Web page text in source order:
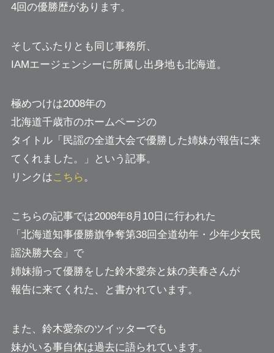
4回の優勝歴があります。
そしてふたりとも同じ事務所、
IAMエージェンシーに所属し出身地も北海道。
極めつけは2008年の
北海道千歳市のホームページの
タイトル「民謡の全道大会で優勝した姉妹が報告に来
てくれました。」という記事。
リンクはこちら 。
こちらの記事では2008年8月10日に行われた
「北海道知事優勝旗争奪第38回全道幼年・少年少女民
謡決勝大会」で
姉妹揃って優勝をした鈴木愛奈と妹の美春さんが
報告に来てくれた、と書かれています。
また、鈴木愛奈のツイッターでも
妹がいる事自体は過去に語られています。